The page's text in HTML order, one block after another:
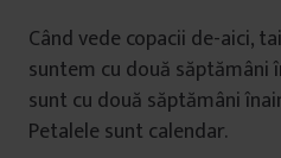
Când vede copacii de-aici,
suntem cu două săptămâni
sunt cu două săptămâni
Petalele sunt calendar.